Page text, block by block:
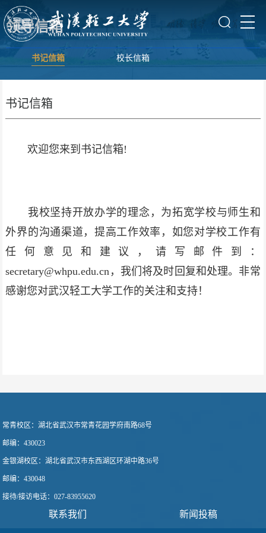
领导信箱
书记信箱 校长信箱
书记信箱
欢迎您来到书记信箱!
我校坚持开放办学的理念，为拓宽学校与师生和
外界的沟通渠道，提高工作效率，如您对学校工作有
任何意见和建议，请写邮件到：
secretary@whpu.edu.cn，我们将及时回复和处理。非常
感谢您对武汉轻工大学工作的关注和支持！
常青校区：湖北省武汉市常青花园学府南路68号
邮编：430023
金银湖校区：湖北省武汉市东西湖区环湖中路36号
邮编：430048
接待/接访电话：027-83955620
联系我们 新闻投稿